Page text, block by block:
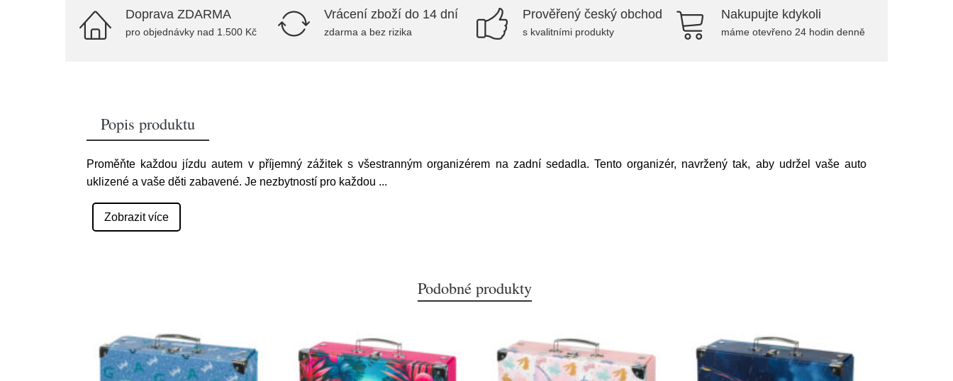
Doprava ZDARMA
pro objednávky nad 1.500 Kč
Vrácení zboží do 14 dní
zdarma a bez rizika
Prověřený český obchod
s kvalitními produkty
Nakupujte kdykoli
máme otevřeno 24 hodin denně
Popis produktu
Proměňte každou jízdu autem v příjemný zážitek s všestranným organizérem na zadní sedadla. Tento organizér, navržený tak, aby udržel vaše auto
uklizené a vaše děti zabavené. Je nezbytností pro každou ...
Zobrazit více
Podobné produkty